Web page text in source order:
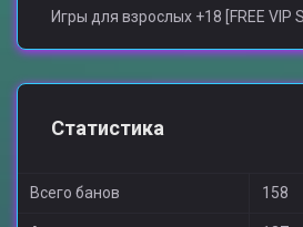
Игры для взрослыx +18 [FREE VIP
Статистика
Всего банов 158